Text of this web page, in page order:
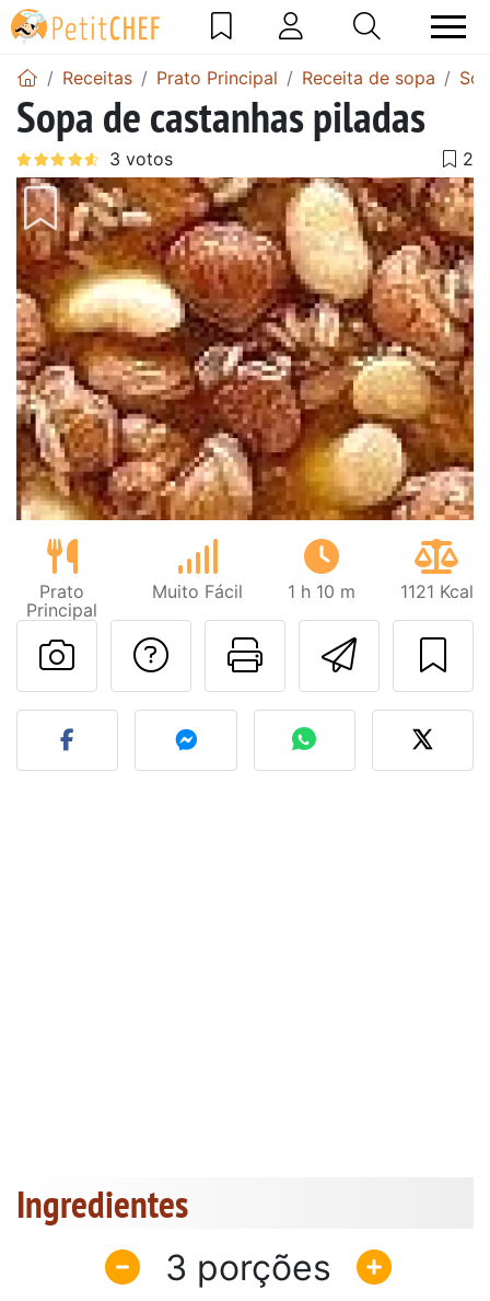
Receitas Prato Principal Receita de sopa
Sopa de castanhas piladas
Prato
Principal
Muito Fácil 1 h 10 m 1121 Kcal
Imprima
Falar com o autor
Fez esta receita?
Ingredientes
3